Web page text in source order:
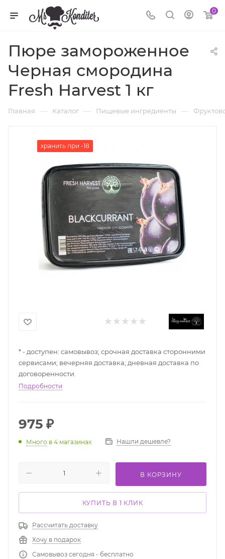
0
Пюре замороженное
Черная смородина
Fresh Harvest 1 кг
Главная — Каталог — Пищевые ингредиенты —
хранить при -18
* - доступен: самовывоз; срочная доставка сторонними
сервисами; вечерняя доставка; дневная доставка по
договоренности.
Подробности
975 ₽
Много в 4 магазинах Нашли дешевле?
В КОРЗИНУ
КУПИТЬ В 1 КЛИК
Рассчитать доставку
Хочу в подарок
Самовывоз сегодня - бесплатно